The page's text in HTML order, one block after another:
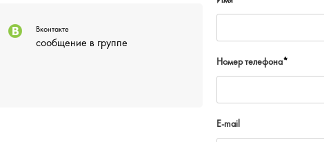
Вконтакте
сообщение в группе
Номер телефона*
E-mail